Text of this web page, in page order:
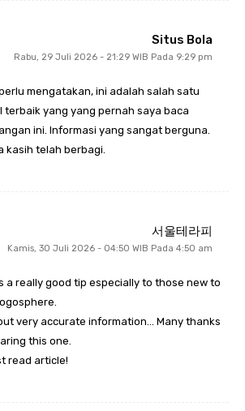
Situs Bola
Rabu, 29 Juli 2026 - 21:29 WIB Pada 9:29 pm
mengatakan, ini adalah salah satu
terbaik yang yang pernah saya baca
ini. Informasi yang sangat berguna.
kasih telah berbagi.
서울테라피
Kamis, 30 Juli 2026 - 04:50 WIB Pada 4:50 am
a really good tip especially to those new to
very accurate information… Many thanks
this one.
read article!